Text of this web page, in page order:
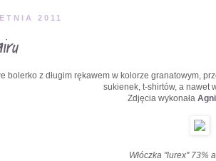
2011
bolerko z długim rękawem w kolorze granatowym,
sukienek, t-shirtów, a nawet
Zdjęcia wykonała
Włóczka "lurex" 73%